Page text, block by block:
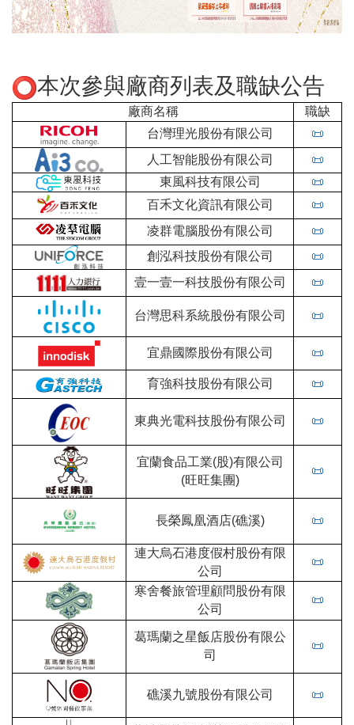
本次參與廠商列表及職缺公告
廠商名稱
職缺
台灣理光股份有限公司
📜
人工智能股份有限公司
📜
東風科技有限公司
📜
百禾文化資訊有限公司
📜
凌群電腦股份有限公司
📜
創泓科技股份有限公司
📜
壹一壹一科技股份有限公司
📜
台灣思科系統股份有限公司 📜
宜鼎國際股份有限公司 📜
育強科技股份有限公司 📜
東典光電科技股份有限公司 📜
宜蘭食品工業(股)有限公司
(旺旺集團)
📜
長榮鳳凰酒店(礁溪) 📜
連大烏石港度假村股份有限
公司
📜
寒舍餐旅管理顧問股份有限
公司
📜
葛瑪蘭之星飯店股份有限公
司
📜
礁溪九號股份有限公司 📜